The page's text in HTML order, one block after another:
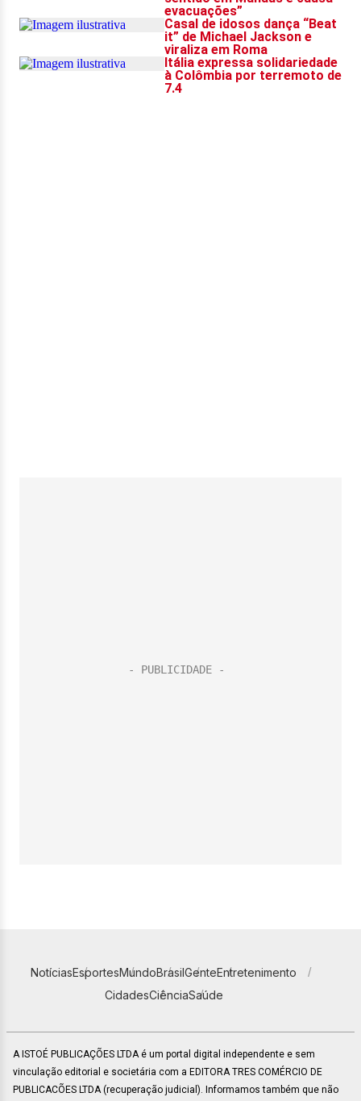
NotíciasEsportesMundoBrasilGenteEntretenimento
CidadesCiênciaSaúde
A ISTOÉ PUBLICAÇÕES LTDA é um portal digital independente e sem
vinculação editorial e societária com a EDITORA TRES COMÉRCIO DE
PUBLICACÕES LTDA (recuperação judicial). Informamos também que não